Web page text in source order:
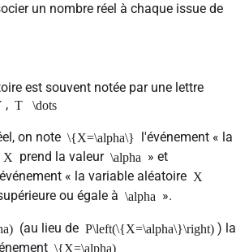
un nombre réel à chaque issue de
est souvent notée par une lettre
, T \dots
on note \{X=\alpha\}
l'événement « la
X prend la valeur \alpha » et
« la variable aléatoire X
ou égale à \alpha ».
(au lieu de P\left(\{X=\alpha\}\right) ) la
\{X=\alpha)